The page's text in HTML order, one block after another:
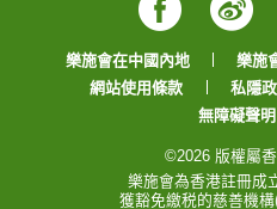
樂施會在中國內地 樂施
網站使用條款
私隱
無障礙聲明
©2026 版權屬
樂施會為香港註冊成
獲豁免繳税的慈善機